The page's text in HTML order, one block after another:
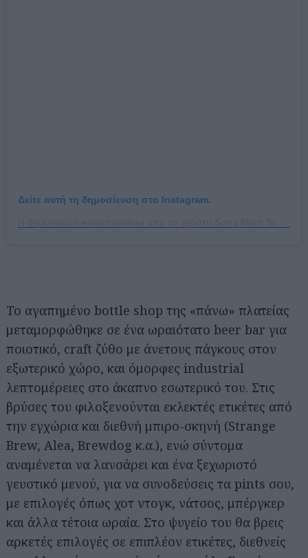
Δείτε αυτή τη δημοσίευση στο Instagram.
Το αγαπημένo bottle shop της «πάνω» πλατείας
μεταμορφώθηκε σε ένα ωραιότατο beer bar για
ποιοτικό, craft ζύθο με άνετους πάγκους στον
εξωτερικό χώρο, και όμορφες industrial
λεπτομέρειες στο άκαπνο εσωτερικό του. Στις
βρύσες του φιλοξενούνται εκλεκτές ετικέτες από
την εγχώρια και διεθνή μπιρο-σκηνή (Strange
Brew, Alea, Brewdog κ.α.), ενώ σύντομα
αναμένεται να λανσάρει και ένα ξεχωριστό
γευστικό μενού, για να συνοδεύσεις τα pints σου,
με επιλογές όπως χοτ ντογκ, νάτσος, μπέργκερ
και άλλα τέτοια ωραία. Στο ψυγείο του θα βρεις
αρκετές επιλογές σε επιπλέον ετικέτες, διεθνείς